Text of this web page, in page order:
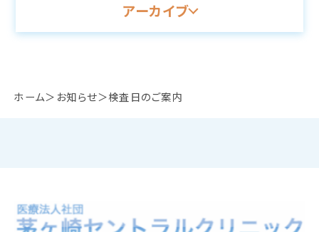
ホーム お知らせ 検査日のご案内
アーカイブ